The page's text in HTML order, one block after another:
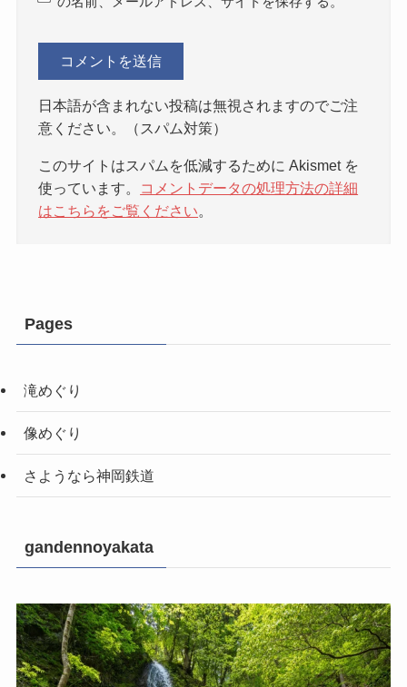
日本語が含まれない投稿は無視されますのでご注
意ください。（スパム対策）
このサイトはスパムを低減するために Akismet を
使っています。
コメントデータの処理方法の詳細
はこちらをご覧ください。
Pages
滝めぐり
像めぐり
さようなら神岡鉄道
gandennoyakata